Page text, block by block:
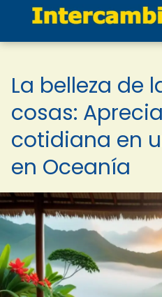
La belleza de
cosas:
cotidiana en
en Oceanía